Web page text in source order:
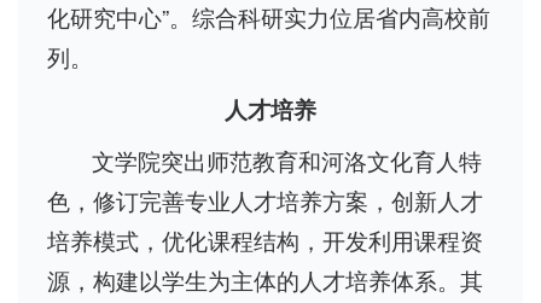
化研究中心”。综合科研实力位居省内高校前
列。
人才培养
文学院突出师范教育和河洛文化育人特
色，修订完善专业人才培养方案，创新人才
培养模式，优化课程结构，开发利用课程资
源，构建以学生为主体的人才培养体系。其